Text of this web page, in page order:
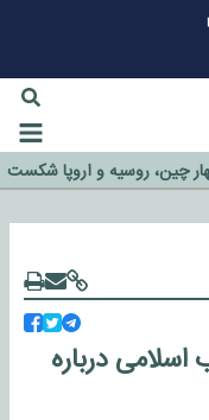
چین، روسیه و اروپا شکست
اسلامی درباره